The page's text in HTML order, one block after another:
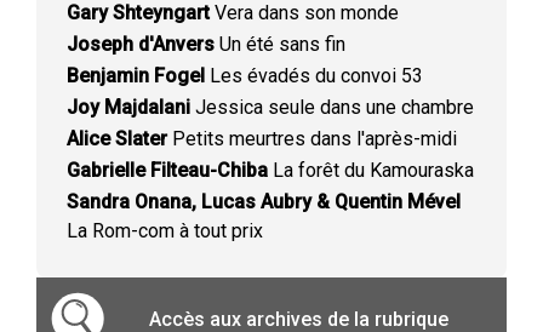
Gary ShteyngartVera dans son monde
Joseph d'Anvers Un été sans fin
Benjamin Fogel Les évadés du convoi 53
Joy Majdalani Jessica seule dans une chambre
Alice SlaterPetits meurtres dans l'après-midi
Gabrielle Filteau-Chiba La forêt du Kamouraska
Sandra Onana, Lucas Aubry & Quentin Mével
La Rom-com à tout prix
Accès aux archives de la rubrique